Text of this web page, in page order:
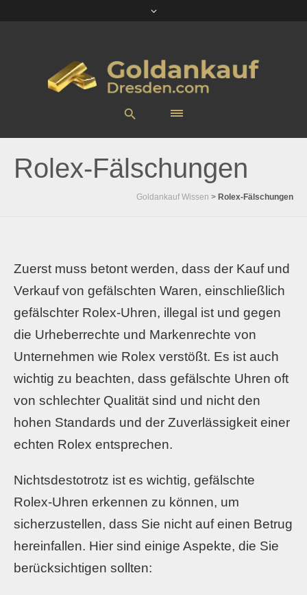
Rolex-Fälschungen
Goldankauf Wissen > Rolex-Fälschungen
Zuerst muss betont werden, dass der Kauf und
Verkauf von gefälschten Waren, einschließlich
gefälschter Rolex-Uhren, illegal ist und gegen
die Urheberrechte und Markenrechte von
Unternehmen wie Rolex verstößt. Es ist auch
wichtig zu beachten, dass gefälschte Uhren oft
von schlechter Qualität sind und nicht den
hohen Standards und der Zuverlässigkeit einer
echten Rolex entsprechen.
Nichtsdestotrotz ist es wichtig, gefälschte
Rolex-Uhren erkennen zu können, um
sicherzustellen, dass Sie nicht auf einen Betrug
hereinfallen. Hier sind einige Aspekte, die Sie
berücksichtigen sollten: